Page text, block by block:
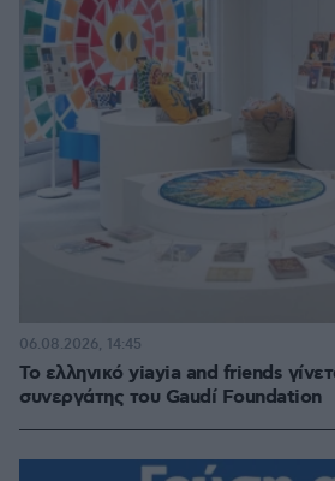
Το ελληνικό yiayia and friends
συνεργάτης του Gaudí Foundation
06.08.2026, 14:45